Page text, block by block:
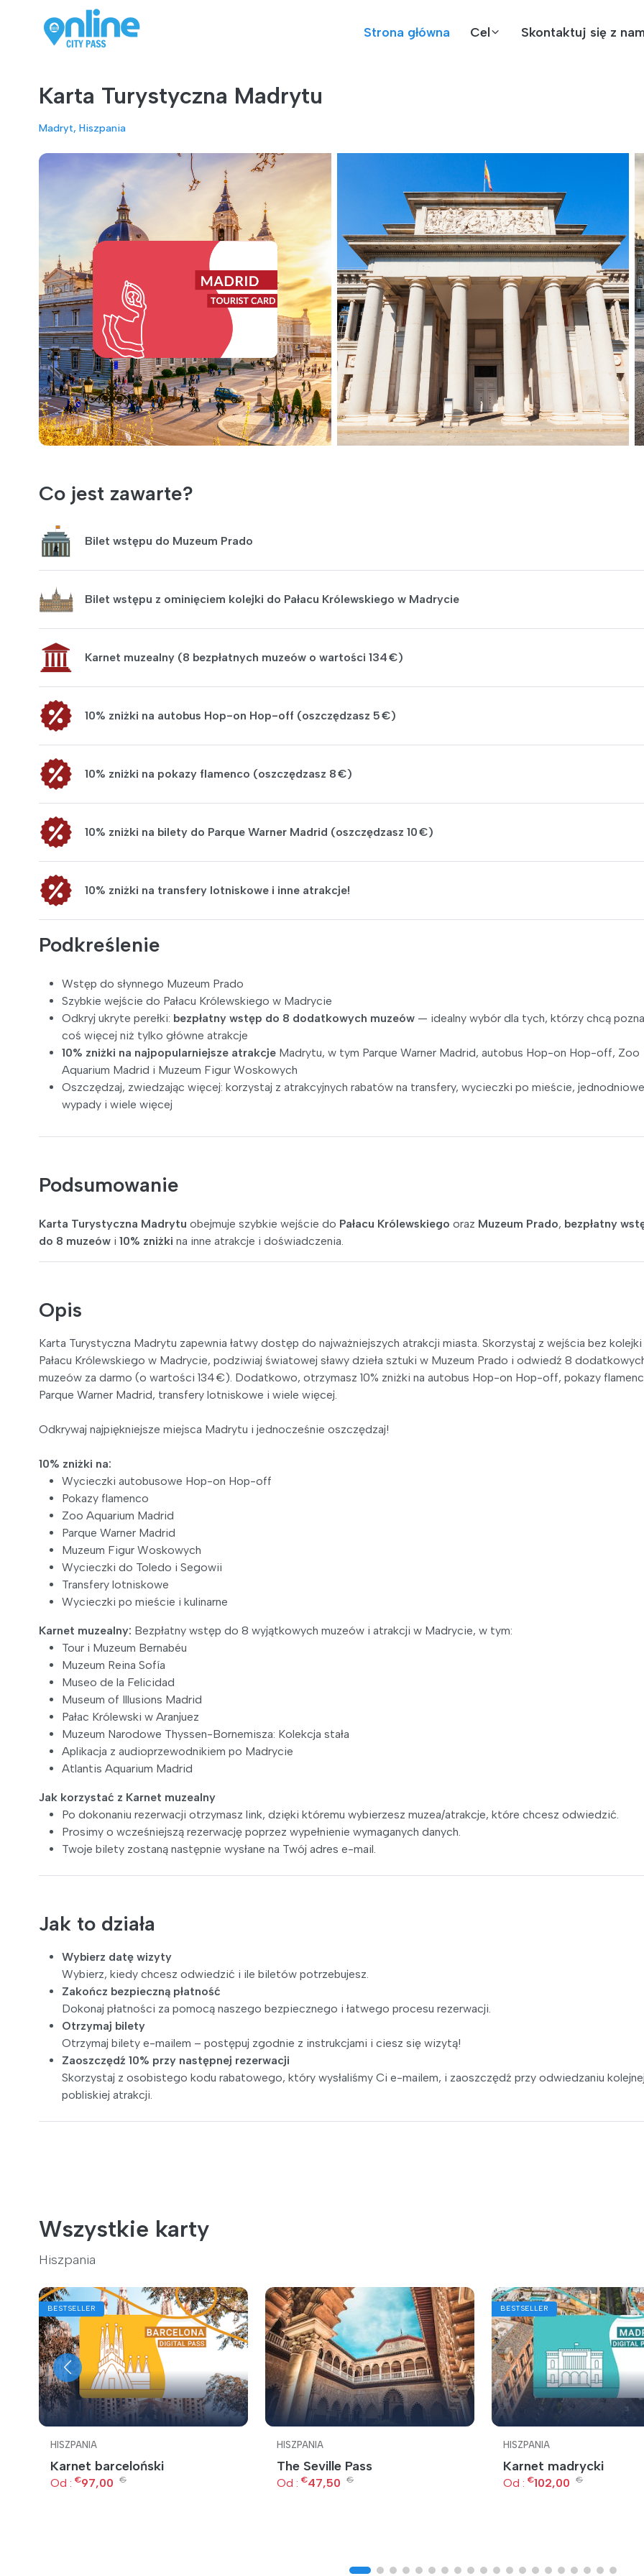
Strona główna Cel Skontaktuj się z
Karta Turystyczna Madrytu
Madryt, Hiszpania
Co jest zawarte?
Bilet wstępu do Muzeum Prado
Bilet wstępu z ominięciem kolejki do Pałacu Królewskiego w Madrycie
Karnet muzealny (8 bezpłatnych muzeów o wartości 134 €)
10% zniżki na autobus Hop-on Hop-off (oszczędzasz 5 €)
10% zniżki na pokazy flamenco (oszczędzasz 8 €)
10% zniżki na bilety do Parque Warner Madrid (oszczędzasz 10 €)
10% zniżki na transfery lotniskowe i inne atrakcje!
Podkreślenie
Wstęp do słynnego Muzeum Prado
Szybkie wejście do Pałacu Królewskiego w Madrycie
Odkryj ukryte perełki: bezpłatny wstęp do 8 dodatkowych muzeów — idealny wybór dla tych, którzy chcą
coś więcej niż tylko główne atrakcje
10% zniżki na najpopularniejsze atrakcje Madrytu, w tym Parque Warner Madrid, autobus Hop-on Hop-off, Zoo
Aquarium Madrid i Muzeum Figur Woskowych
Oszczędzaj, zwiedzając więcej: korzystaj z atrakcyjnych rabatów na transfery, wycieczki po mieście, jednodniowe
wypady i wiele więcej
Podsumowanie
Karta Turystyczna Madrytu obejmuje szybkie wejście do Pałacu Królewskiego oraz Muzeum Prado, bezpłatny
do 8 muzeów i 10% zniżki na inne atrakcje i doświadczenia.
Opis
Karta Turystyczna Madrytu zapewnia łatwy dostęp do najważniejszych atrakcji miasta. Skorzystaj z wejścia bez
Pałacu Królewskiego w Madrycie, podziwiaj światowej sławy dzieła sztuki w Muzeum Prado i odwiedź 8
muzeów za darmo (o wartości 134 €). Dodatkowo, otrzymasz 10% zniżki na autobus Hop-on Hop-off, pokazy
Parque Warner Madrid, transfery lotniskowe i wiele więcej.
Odkrywaj najpiękniejsze miejsca Madrytu i jednocześnie oszczędzaj!
10% zniżki na:
Wycieczki autobusowe Hop-on Hop-off
Pokazy flamenco
Zoo Aquarium Madrid
Parque Warner Madrid
Muzeum Figur Woskowych
Wycieczki do Toledo i Segowii
Transfery lotniskowe
Wycieczki po mieście i kulinarne
Karnet muzealny: Bezpłatny wstęp do 8 wyjątkowych muzeów i atrakcji w Madrycie, w tym:
Tour i Muzeum Bernabéu
Muzeum Reina Sofía
Museo de la Felicidad
Museum of Illusions Madrid
Pałac Królewski w Aranjuez
Muzeum Narodowe Thyssen-Bornemisza: Kolekcja stała
Aplikacja z audioprzewodnikiem po Madrycie
Atlantis Aquarium Madrid
Jak korzystać z Karnet muzealny
Po dokonaniu rezerwacji otrzymasz link, dzięki któremu wybierzesz muzea/atrakcje, które chcesz odwiedzić.
Prosimy o wcześniejszą rezerwację poprzez wypełnienie wymaganych danych.
Twoje bilety zostaną następnie wysłane na Twój adres e-mail.
Jak to działa
Wybierz datę wizyty
Wybierz, kiedy chcesz odwiedzić i ile biletów potrzebujesz.
Zakończ bezpieczną płatność
Dokonaj płatności za pomocą naszego bezpiecznego i łatwego procesu rezerwacji.
Otrzymaj bilety
Otrzymaj bilety e-mailem – postępuj zgodnie z instrukcjami i ciesz się wizytą!
Zaoszczędź 10% przy następnej rezerwacji
Skorzystaj z osobistego kodu rabatowego, który wysłaliśmy Ci e-mailem, i zaoszczędź przy odwiedzaniu
pobliskiej atrakcji.
Wszystkie karty
Hiszpania
BESTSELLER
HISZPANIA
Karnet barceloński
Od : €97,00 €
HISZPANIA
The Seville Pass
Od : €47,50 €
BESTSELLER
HISZPANIA
Karnet madrycki
Od : €102,00 €